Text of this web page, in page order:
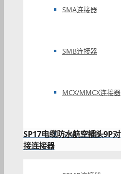
SMA连接器
SMB连接器
MCX/MMCX连接器
SSMA连接器
SP17电缆防水航空插头9P对
接连接器